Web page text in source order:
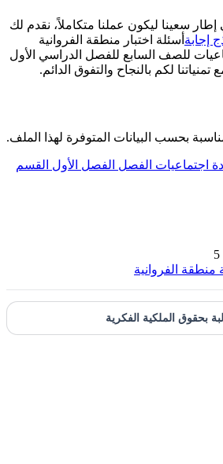
إطار سعينا ليكون عملنا متكاملاً، نقدم لك
إجابةأسئلة اختبار منطقة الفروانية
للصف السابع للفصل الدراسي الأول
بحسب البيانات المتوفرة لهذا الملف.
اجتماعيات الفصل الفصل الأول
القسم
5
منطقة الفروانية
بحقوق الملكية الفكرية